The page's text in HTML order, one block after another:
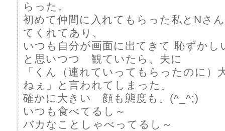
らった。
初めて仲間に入れてもらった私とNさ
てくれてあり、
いつも自分が画面に出てきて 恥ずかし
と思いつつ 観ていたら、夫に
「くん（連れていってもらったのに）
ねぇ」と言われてしまった。
確かに大きい 顔も態度も。(^_^;)
いつも食べてるし～
バカなことしゃべってるし～